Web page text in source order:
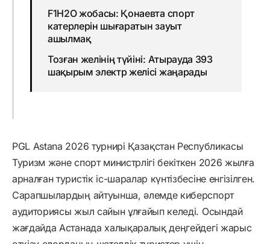
F1H2O жобасы: Қонаевта спорт
катерлерін шығаратын зауыт
ашылмақ
Тозған желінің түйіні: Атырауда 393
шақырым электр желісі жаңарады
PGL Astana 2026 турнирі Қазақстан Республикасы
Туризм және спорт министрлігі бекіткен 2026 жылға
арналған туристік іс-шаралар күнтізбесіне енгізілген.
Сарапшылардың айтуынша, әлемде киберспорт
аудиториясы жыл сайын ұлғайып келеді. Осындай
жағдайда Астанада халықаралық деңгейдегі жарыс